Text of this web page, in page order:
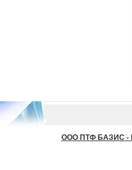
ООО ПТФ БАЗИС -